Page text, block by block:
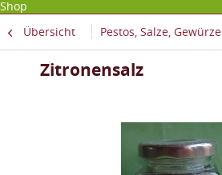
Shop
Übersicht
Pestos, Salze, Gewürze
Zitronensalz